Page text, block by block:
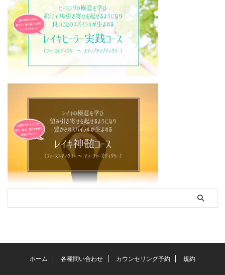
ホーム 各種問い合わせ カウンセリング予約 規約